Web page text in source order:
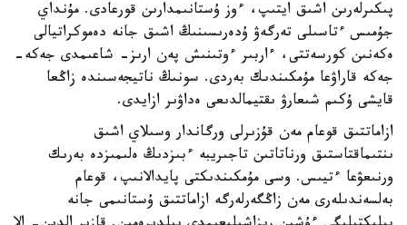
پىكىرلەرىن اشىق ايتىپ، ءوز ۇستانىمدارىن قورعادى. مۇنداي
جۇمىس ءتاسىلى تەرگەۋ ۇدەرىسىنىڭ اشىق جانە دەموكراتيالى
ەكەنىن كورسەتتى، ءاربىر ءوتىنىش پەن ارىز- شاعىمدى جەكە-
جەكە قاراۋعا مۇمكىندىك بەردى. سونىڭ ناتيجەسىندە زاڭعا
قايشى ۇكىم شىعارۋ ىقتيمالدىعى ەداۋىر ازايدى.
ازاماتتىق قوعام مەن قۇزىرلى ورگاندار وسىلاي اشىق
ىنتىماقتاستىق ورناتاتىن تاجىريبە ءبىزدىڭ ەلىمىزدە بەرىك
ورنىعۋعا ءتيىس. وسى مۇمكىندىكتى پايدالانىپ، قوعام
بەلسەندىلەرى مەن زاڭگەرلەرگە ازاماتتىق ۇستانىمى جانە